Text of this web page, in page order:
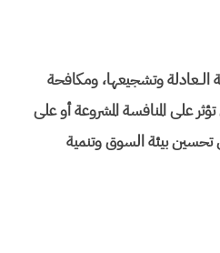
الــعادلة وتشجيعها، ومكافحة
على المنافسة المشروعة أو على
تحسين بيئة السوق وتنمية